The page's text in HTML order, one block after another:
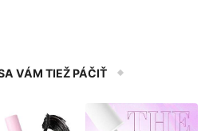
VÁM TIEŽ PÁČIŤ